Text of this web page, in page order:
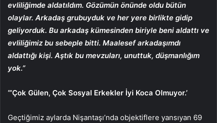
evliliğimde aldatıldım. Gözümün önünde oldu bütün
olaylar. Arkadaş grubuyduk ve her yere birlikte gidip
geliyorduk. Bu arkadaş kümesinden biriyle beni aldattı ve
evliliğimiz bu sebeple bitti. Maalesef arkadaşımdı
aldattığı kişi. Aştık bu mevzuları, unuttuk, düşmanlığım
yok.”
‘”Çok Gülen, Çok Sosyal Erkekler İyi Koca Olmuyor.’
Geçtiğimiz aylarda Nişantaşı’nda objektiflere yansıyan 69